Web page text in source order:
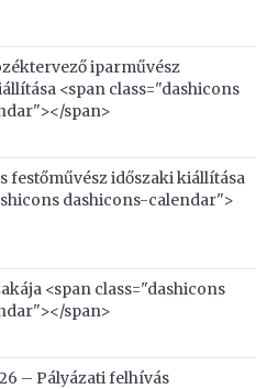
iparművész
<span class="dashicons
span>
festőművész időszaki kiállítása
dashicons-calendar">
<span class="dashicons
span>
– Pályázati felhívás